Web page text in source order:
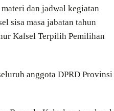
dan jadwal kegiatan
sisa masa jabatan tahun
Kalsel Terpilih Pemilihan
anggota DPRD Provinsi